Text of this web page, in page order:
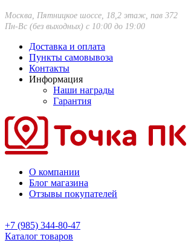
Москва, Пятницкое шоссе, 18,2 этаж, пав 372
Пн-Вс (без выходных) с 10:00 до 19:00
Доставка и оплата
Пункты самовывоза
Контакты
Информация
Наши награды
Гарантия
О компании
Блог магазина
Отзывы покупателей
+7 (985) 344-80-47
Каталог товаров